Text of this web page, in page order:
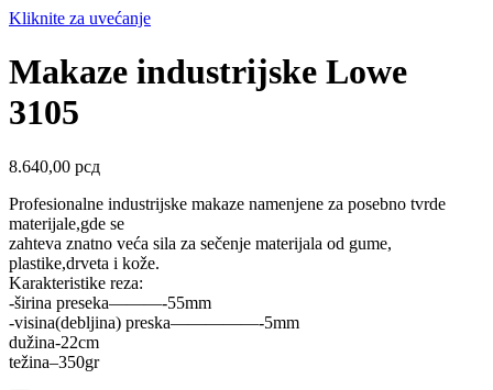
Kliknite za uvećanje
Makaze industrijske Lowe
3105
8.640,00 рсд
Profesionalne industrijske makaze namenjene za posebno tvrde
materijale,gde se
zahteva znatno veća sila za sečenje materijala od gume,
plastike,drveta i kože.
Karakteristike reza:
-širina preseka———-55mm
-visina(debljina) preska—————-5mm
dužina-22cm
težina–350gr